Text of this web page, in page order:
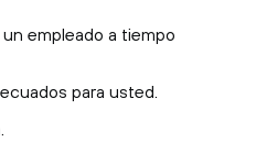
empleado a tiempo
para usted.